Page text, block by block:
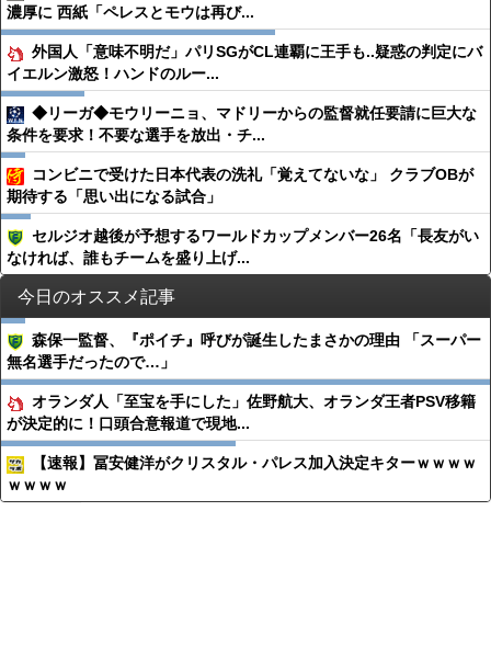
濃厚に 西紙「ペレスとモウは再び...
外国人「意味不明だ」パリSGがCL連覇に王手も..疑惑の判定にバ
イエルン激怒！ハンドのルー...
◆リーガ◆モウリーニョ、マドリーからの監督就任要請に巨大な
条件を要求！不要な選手を放出・チ...
コンビニで受けた日本代表の洗礼「覚えてないな」 クラブOBが
期待する「思い出になる試合」
セルジオ越後が予想するワールドカップメンバー26名「長友がい
なければ、誰もチームを盛り上げ...
今日のオススメ記事
森保一監督、『ポイチ』呼びが誕生したまさかの理由 「スーパー
無名選手だったので…」
オランダ人「至宝を手にした」佐野航大、オランダ王者PSV移籍
が決定的に！口頭合意報道で現地...
【速報】冨安健洋がクリスタル・パレス加入決定キターｗｗｗｗ
ｗｗｗｗ